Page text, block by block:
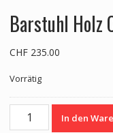
Barstuhl Holz
CHF235.00
Vorrätig
Barstuhl
In den